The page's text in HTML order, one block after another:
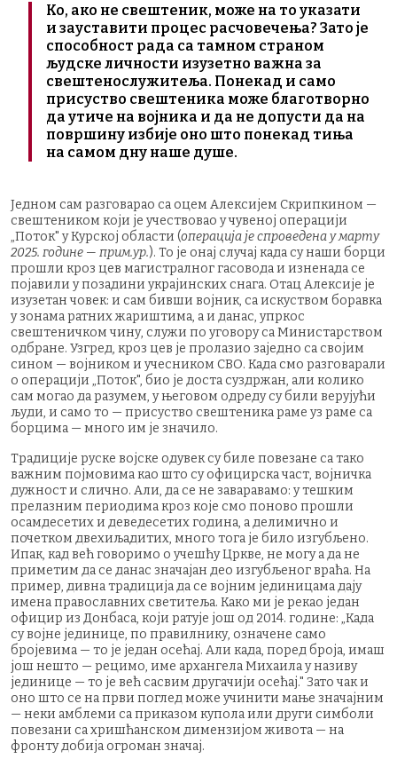
Ко, ако не свештеник, може на то указати
и зауставити процес расчовечења? Зато је
способност рада са тамном страном
људске личности изузетно важна за
свештенослужитеља. Понекад и само
присуство свештеника може благотворно
да утиче на војника и да не допусти да на
површину избије оно што понекад тиња
на самом дну наше душе.
Једном сам разговарао са оцем Алексијем Скрипкином —
свештеником који је учествовао у чувеној операцији
„Поток" у Курској области (операција је спроведена у марту
2025. године — прим.ур.). То је онај случај када су наши борци
прошли кроз цев магистралног гасовода и изненада се
појавили у позадини украјинских снага. Отац Алексије је
изузетан човек: и сам бивши војник, са искуством боравка
у зонама ратних жариштима, а и данас, упркос
свештеничком чину, служи по уговору са Министарством
одбране. Узгред, кроз цев је пролазио заједно са својим
сином — војником и учесником СВО. Када смо разговарали
о операцији „Поток", био је доста суздржан, али колико
сам могао да разумем, у његовом одреду су били верујући
људи, и само то — присуство свештеника раме уз раме са
борцима — много им је значило.
Традиције руске војске одувек су биле повезане са тако
важним појмовима као што су официрска част, војничка
дужност и слично. Али, да се не заваравамо: у тешким
прелазним периодима кроз које смо поново прошли
осамдесетих и деведесетих година, а делимично и
почетком двехиљадитих, много тога је било изгубљено.
Ипак, кад већ говоримо о учешћу Цркве, не могу а да не
приметим да се данас значајан део изгубљеног враћа. На
пример, дивна традиција да се војним јединицама дају
имена православних светитеља. Како ми је рекао један
официр из Донбаса, који ратује још од 2014. године: „Када
су војне јединице, по правилнику, означене само
бројевима — то је један осећај. Али када, поред броја, имаш
још нешто — рецимо, име архангела Михаила у називу
јединице — то је већ сасвим другачији осећај." Зато чак и
оно што се на први поглед може учинити мање значајним
— неки амблеми са приказом купола или други симболи
повезани са хришћанском димензијом живота — на
фронту добија огроман значај.